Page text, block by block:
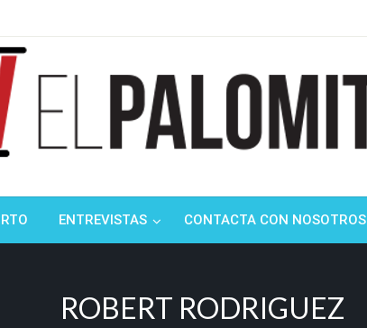
ENTREVISTAS CONTACTA CON NOSOTROS
ROBERT RODRIGUEZ